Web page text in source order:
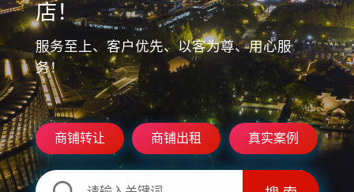
商铺转让 商铺出租 真实案例
店！
服务至上、客户优先、以客为尊、用心服
务！